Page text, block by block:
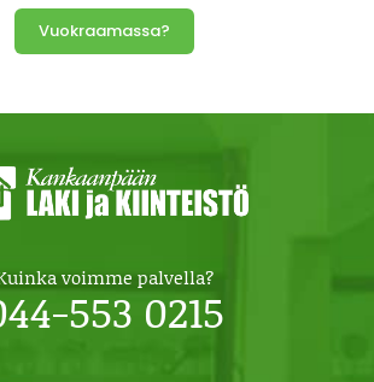
Vuokraamassa?
voimme palvella?
553 0215